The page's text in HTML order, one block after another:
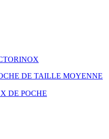
DE TAILLE MOYENNE
DE POCHE